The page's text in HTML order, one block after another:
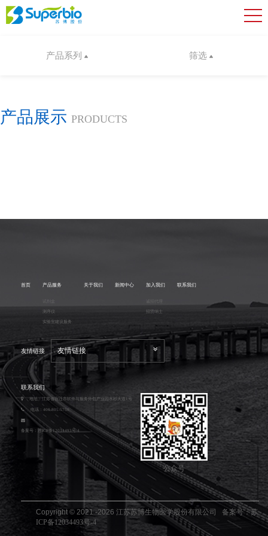
产品系列 筛选
产品展示 PRODUCTS
首页 产品服务
测序仪
实验室建设服务
关于我们 新闻中心 加入我们
招贤纳士
联系我们
友情链接 友情链接
联系我们
地址：江苏省宿迁市软件与服务外包产业园水杉大道1号
电话：400-805-5750
备案号： 苏ICP备12034493号-4
公众号
Copyright © 2021 -2026 江苏苏博生物医学股份有限公司 备案号：苏
ICP备12034493号-4